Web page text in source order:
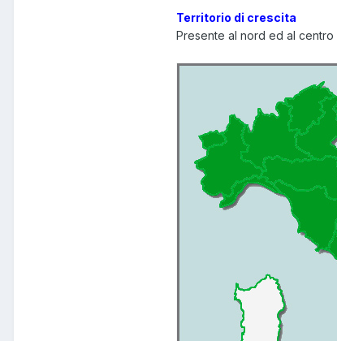
Territorio di crescita
Presente al nord ed al centro